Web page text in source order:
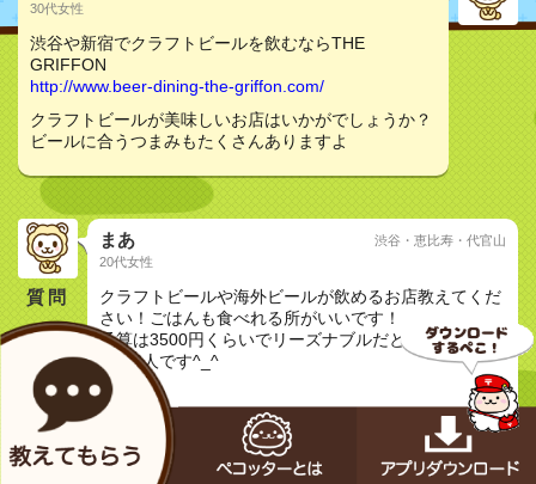
30代女性
渋谷や新宿でクラフトビールを飲むならTHE
GRIFFON
http://www.beer-dining-the-griffon.com/
クラフトビールが美味しいお店はいかがでしょうか？
ビールに合うつまみもたくさんありますよ
質問
まあ
20代女性
渋谷・恵比寿・代官山
クラフトビールや海外ビールが飲めるお店教えてくだ
さい！ごはんも食べれる所がいいです！
予算は3500円くらいでリーズナブルだと嬉しい^_^女
の子2人です^_^
女子会
うーたん
30代女性